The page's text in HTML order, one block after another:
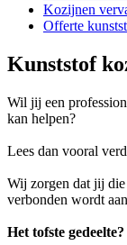
Kozijnen
Offerte
Kunststof
Wil jij een
kan helpen?
Lees dan vooral
Wij zorgen dat jij
verbonden wordt
Het tofste gedeelte?